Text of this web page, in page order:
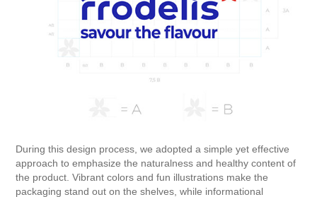
During this design process, we adopted a simple yet effective
approach to emphasize the naturalness and healthy content of
the product. Vibrant colors and fun illustrations make the
packaging stand out on the shelves, while informational